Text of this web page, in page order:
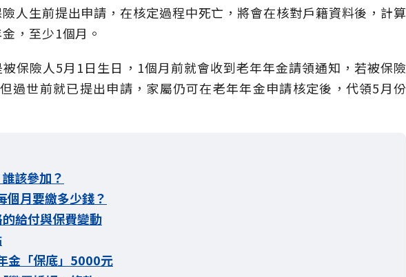
人生前提出申請，在核定過程中死亡，將會在核對戶籍資料後，計算
，至少1個月。
保險人5月1日生日，1個月前就會收到老年年金請領通知，若被保險
過世前就已提出申請，家屬仍可在老年年金申請核定後，代領5月份
該參加？
月要繳多少錢？
給付與保費變動
金「保底」5000元